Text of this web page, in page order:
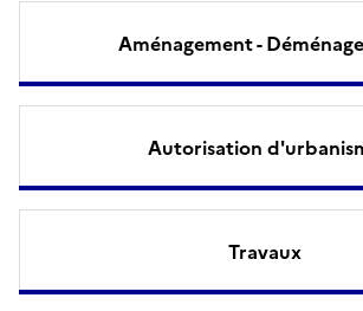
Aménagement -
Autorisation
Travaux